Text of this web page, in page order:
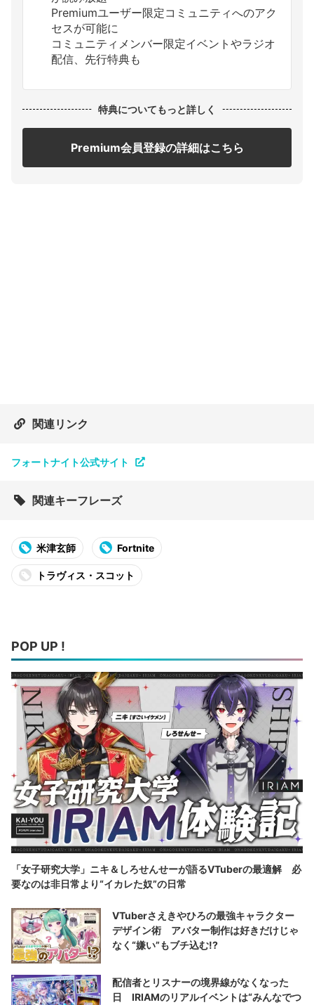
Premiumユーザー限定コミュニティへのアク
セスが可能に
コミュニティメンバー限定イベントやラジオ
配信、先行特典も
特典についてもっと詳しく
Premium会員登録の詳細はこちら
関連リンク
フォートナイト公式サイト
関連キーフレーズ
米津玄師 Fortnite
トラヴィス・スコット
POP UP !
「女子研究大学」ニキ＆しろせんせーが語るVTuberの最適解 必
要なのは非日常より“イカレた奴”の日常
VTuberさえきやひろの最強キャラクター
デザイン術 アバター制作は好きだけじゃ
なく“嫌い”もブチ込む!?
配信者とリスナーの境界線がなくなった
日 IRIAMのリアルイベントは“みんなでつ